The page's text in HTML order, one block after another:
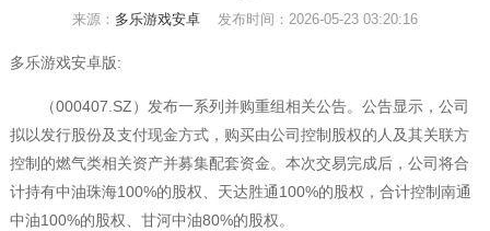
来源： 多乐游戏安卓 发布时间：2026-05-23 03:20:16
多乐游戏安卓版:
（000407.SZ）发布一系列并购重组相关公告。公告显示，公司
拟以发行股份及支付现金方式，购买由公司控制股权的人及其关联方
控制的燃气类相关资产并募集配套资金。本次交易完成后，公司将合
计持有中油珠海100%的股权、天达胜通100%的股权，合计控制南通
中油100%的股权、甘河中油80%的股权。